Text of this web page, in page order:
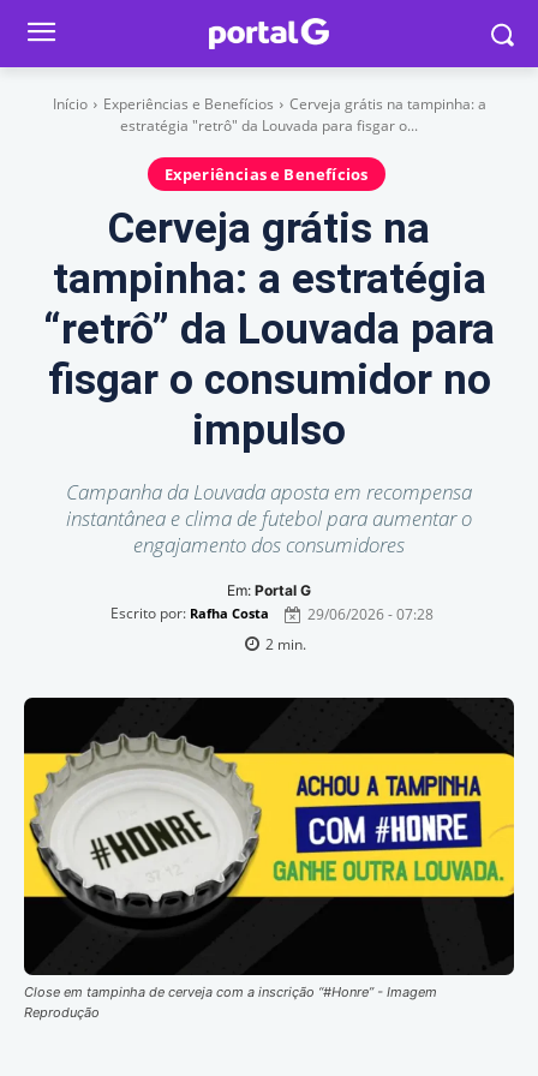
Início Experiências e Benefícios
Cerveja grátis na tampinha: a
estratégia "retrô" da Louvada para fisgar o...
Experiências e Benefícios
Cerveja grátis na
tampinha: a estratégia
“retrô” da Louvada para
fisgar o consumidor no
impulso
Campanha da Louvada aposta em recompensa
instantânea e clima de futebol para aumentar o
engajamento dos consumidores
Em: Portal G
Escrito por: Rafha Costa
29/06/2026 - 07:28
2min.
Close em tampinha de cerveja com a inscrição “#Honre” - Imagem
Reprodução